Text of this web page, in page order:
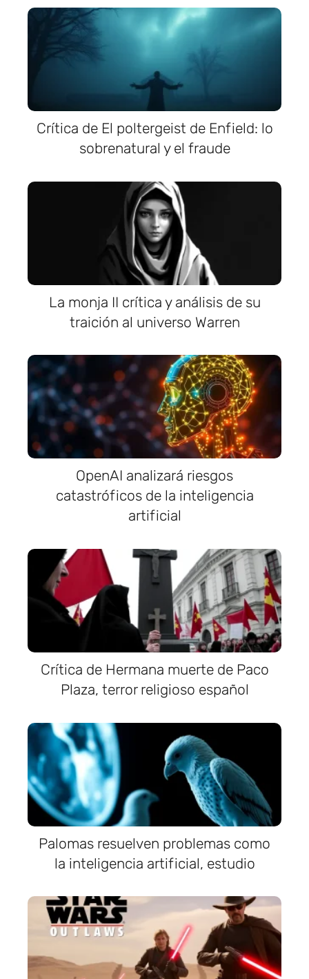
Crítica de El poltergeist de Enfield: lo
sobrenatural y el fraude
La monja II crítica y análisis de su
traición al universo Warren
OpenAI analizará riesgos
catastróficos de la inteligencia
artificial
Crítica de Hermana muerte de Paco
Plaza, terror religioso español
Palomas resuelven problemas como
la inteligencia artificial, estudio